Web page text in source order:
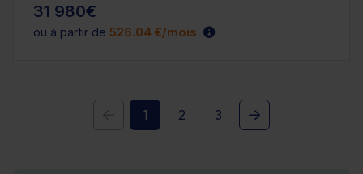
31 980€
ou à partir de 526.04 €/mois
1 2 3